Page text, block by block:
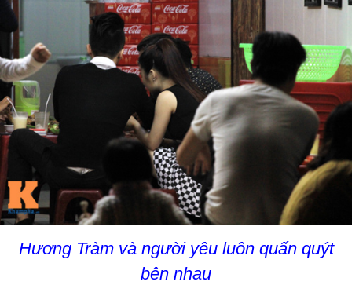
Hương Tràm và người yêu luôn quấn quýt
bên nhau